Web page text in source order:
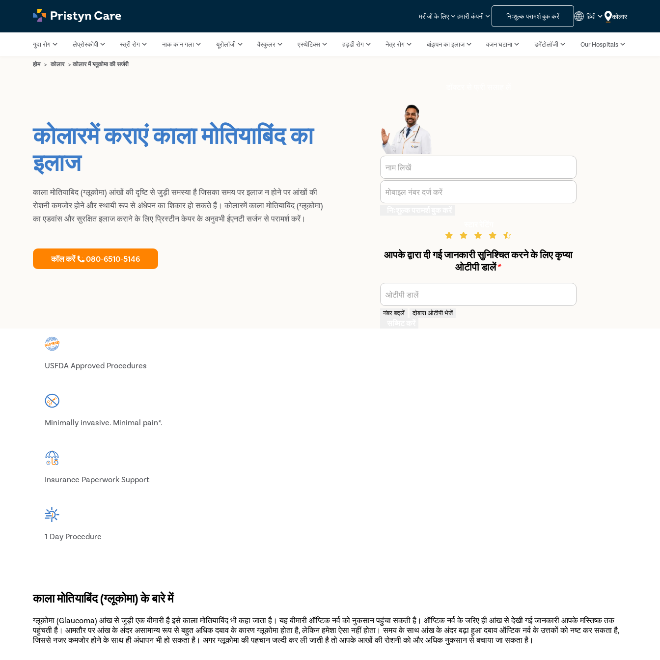
मरीजों के लिए हमारी कंपनी निःशुल्क परामर्श बुक करें हिंदी कोलार
गुदा रोग लेप्रोस्कोपी स्त्री रोग नाक कान गला यूरोलॉजी वैस्कुलर एस्थेटिक्स हड्डी रोग नेत्र रोग बांझपन का इलाज वजन घटाना डर्मेटोलॉजी Our Hospitals
होम > कोलार > कोलार में ग्लूकोमा की सर्जरी
कोलारमें कराएं काला मोतियाबिंद का
इलाज
काला मोतियाबिद (ग्लूकोमा) आंखों की दृष्टि से जुड़ी समस्या है जिसका समय पर इलाज न होने पर आंखों की
रोशनी कमजोर होने और स्थायी रूप से अंधेपन का शिकार हो सकते हैं। कोलारमें काला मोतियाबिंद (ग्लूकोमा)
का एडवांस और सुरक्षित इलाज कराने के लिए प्रिस्टीन केयर के अनुवभी ईएनटी सर्जन से परामर्श करें।
कॉल करें 080-6510-5146
नाम लिखें
मोबाइल नंबर दर्ज करें
आपके द्वारा दी गई जानकारी सुनिश्चित करने के लिए कृप्या
ओटीपी डालें*
ओटीपी डालें
नंबर बदलें दोबारा ओटीपी भेजें
USFDA Approved Procedures
Minimally invasive. Minimal pain*.
Insurance Paperwork Support
1 Day Procedure
काला मोतियाबिंद (ग्लूकोमा) के बारे में
ग्लूकोमा (Glaucoma) आंख से जुड़ी एक बीमारी है इसे काला मोतियाबिंद भी कहा जाता है। यह बीमारी ऑप्टिक नर्व को नुकसान पहुंचा सकती है। ऑप्टिक नर्व के जरिए ही आंख से देखी गई जानकारी आपके मस्तिष्क तक
पहुंचती है। आमतौर पर आंख के अंदर असामान्य रूप से बहुत अधिक दबाव के कारण ग्लूकोमा होता है, लेकिन हमेशा ऐसा नहीं होता। समय के साथ आंख के अंदर बढ़ा हुआ दबाव ऑप्टिक नर्व के उत्तकों को नष्ट कर सकता है,
जिससे नजर कमजोर होने के साथ ही अंधापन भी हो सकता है। अगर ग्लूकोमा की पहचान जल्दी कर ली जाती है तो आपके आखों की रोशनी को और अधिक नुकसान से बचाया जा सकता है।